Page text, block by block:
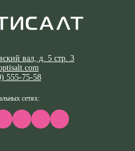
вал, д. 5 стр. 3
555-75-58
сетях: